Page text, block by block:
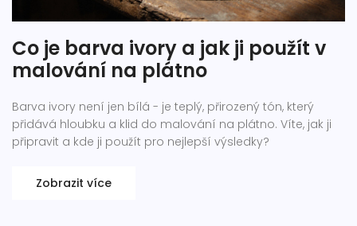
Co je barva ivory a jak ji použít v
malování na plátno
Barva ivory není jen bílá - je teplý, přirozený tón, který
přidává hloubku a klid do malování na plátno. Víte, jak ji
připravit a kde ji použít pro nejlepší výsledky?
Zobrazit více